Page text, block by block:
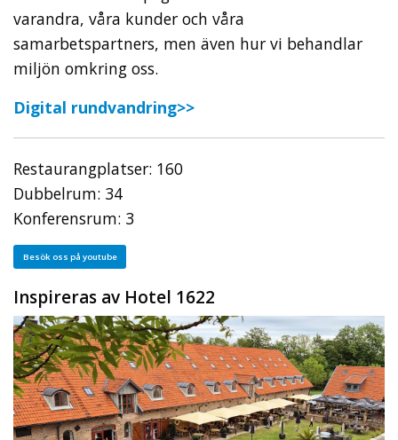
varandra, våra kunder och våra
samarbetspartners, men även hur vi behandlar
miljön omkring oss.
Digital rundvandring>>
Restaurangplatser: 160
Dubbelrum: 34
Konferensrum: 3
Besök oss på youtube
Inspireras av Hotel 1622